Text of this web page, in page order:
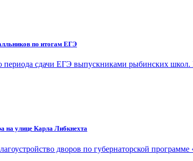
по итогам ЕГЭ
периода сдачи ЕГЭ выпускниками рыбинских
на улице Карла Либкнехта
дворов по губернаторской